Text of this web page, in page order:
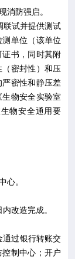
消防强启。
联试并提供测试
单位（该单位
书，同时其附
密封性）和压
密性和静压差
物安全实验室
物安全通用要
心。
改造完成。
通过银行转账交
制中心；开户